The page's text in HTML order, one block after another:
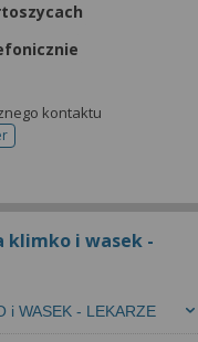
kontaktu
do rejestracji
klimko i wasek -
i WASEK - LEKARZE